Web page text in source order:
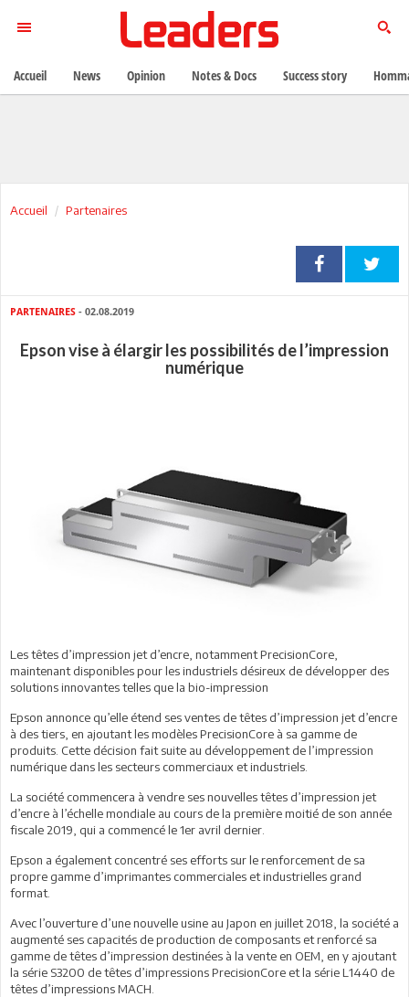
Accueil Partenaires
PARTENAIRES - 02.08.2019
Epson vise à élargir les possibilités de l’impression
numérique
Les têtes d’impression jet d’encre, notamment PrecisionCore,
maintenant disponibles pour les industriels désireux de développer des
solutions innovantes telles que la bio-impression
Epson annonce qu’elle étend ses ventes de têtes d’impression jet d’encre
à des tiers, en ajoutant les modèles PrecisionCore à sa gamme de
produits. Cette décision fait suite au développement de l’impression
numérique dans les secteurs commerciaux et industriels.
La société commencera à vendre ses nouvelles têtes d’impression jet
d’encre à l’échelle mondiale au cours de la première moitié de son année
fiscale 2019, qui a commencé le 1er avril dernier.
Epson a également concentré ses efforts sur le renforcement de sa
propre gamme d’imprimantes commerciales et industrielles grand
format.
Avec l’ouverture d’une nouvelle usine au Japon en juillet 2018, la société a
augmenté ses capacités de production de composants et renforcé sa
gamme de têtes d’impression destinées à la vente en OEM, en y ajoutant
la série S3200 de têtes d’impressions PrecisionCore et la série L1440 de
têtes d’impressions MACH.
Accueil News Opinion Notes & Docs Success story